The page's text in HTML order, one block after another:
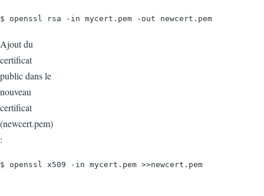
$ openssl rsa -in mycert.pem -out newcert.pem
Ajout du
certificat
public dans le
nouveau
certificat
(newcert.pem)
:
$ openssl x509 -in mycert.pem >>newcert.pem